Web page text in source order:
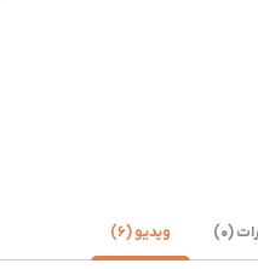
(0) ویدیو (6)